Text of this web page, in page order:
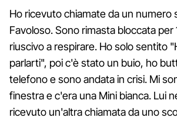
Ho ricevuto chiamate da un numero
Favoloso. Sono rimasta bloccata per
riuscivo a respirare. Ho solo sentito
parlarti", poi c'è stato un buio, ho
telefono e sono andata in crisi. Mi
finestra e c'era una Mini bianca. Lui
ricevuto un'altra chiamata da uno